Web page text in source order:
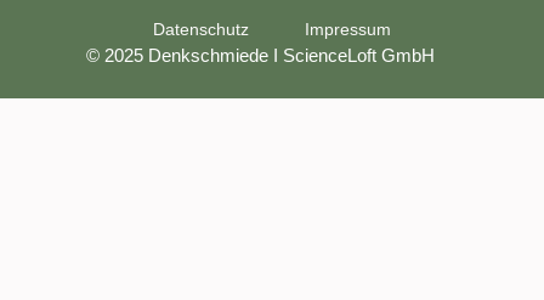
Datenschutz Impressum
© 2025 Denkschmiede I ScienceLoft GmbH